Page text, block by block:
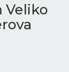
Veliko